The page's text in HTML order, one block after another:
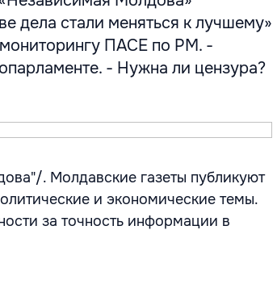
дела стали меняться к лучшему»
ПАСЕ по РМ. -
- Нужна ли цензура?
. Молдавские газеты публикуют
и экономические темы.
за точность информации в